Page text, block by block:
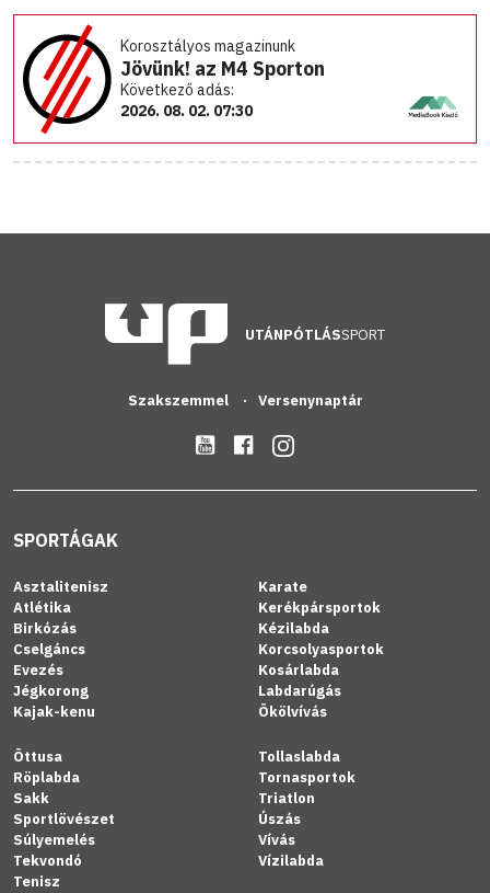
Korosztályos magazinunk
Jövünk! az M4 Sporton
Következő adás:
2026. 08. 02. 07:30
UTÁNPÓTLÁSSPORT
Szakszemmel Versenynaptár
SPORTÁGAK
Asztalitenisz
Atlétika
Birkózás
Cselgáncs
Evezés
Jégkorong
Kajak-kenu
Karate
Kerékpársportok
Kézilabda
Korcsolyasportok
Kosárlabda
Labdarúgás
Ökölvívás
Öttusa
Röplabda
Sakk
Sportlövészet
Súlyemelés
Tekvondó
Tenisz
Tollaslabda
Tornasportok
Triatlon
Úszás
Vívás
Vízilabda